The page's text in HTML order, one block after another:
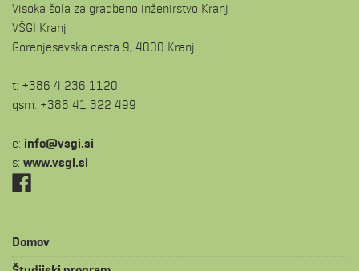
Visoka šola za gradbeno inženirstvo Kranj
VŠGI Kranj
Gorenjesavska cesta 9, 4000 Kranj
t: +386 4 236 1120
gsm: +386 41 322 499
e: is.igsv@ofni
s: www.vsgi.si
Domov